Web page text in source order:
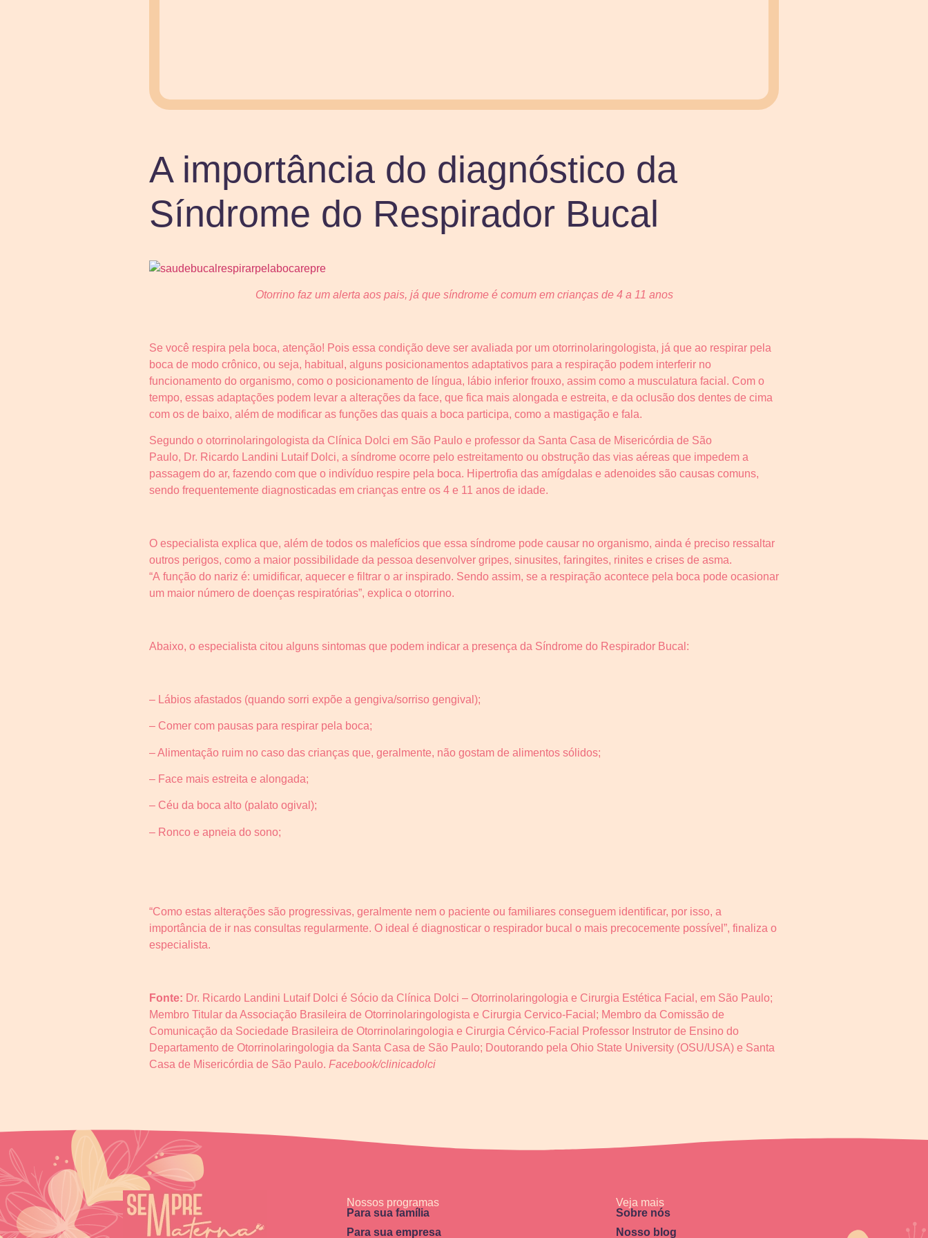
A importância do diagnóstico da
Síndrome do Respirador Bucal
Otorrino faz um alerta aos pais, já que síndrome é comum em crianças de 4 a 11 anos
Se você respira pela boca, atenção! Pois essa condição deve ser avaliada por um otorrinolaringologista, já que ao respirar pela
boca de modo crônico, ou seja, habitual, alguns posicionamentos adaptativos para a respiração podem interferir no
funcionamento do organismo, como o posicionamento de língua, lábio inferior frouxo, assim como a musculatura facial. Com o
tempo, essas adaptações podem levar a alterações da face, que fica mais alongada e estreita, e da oclusão dos dentes de cima
com os de baixo, além de modificar as funções das quais a boca participa, como a mastigação e fala.
Segundo o otorrinolaringologista da Clínica Dolci em São Paulo e professor da Santa Casa de Misericórdia de São
Paulo, Dr. Ricardo Landini Lutaif Dolci, a síndrome ocorre pelo estreitamento ou obstrução das vias aéreas que impedem a
passagem do ar, fazendo com que o indivíduo respire pela boca. Hipertrofia das amígdalas e adenoides são causas comuns,
sendo frequentemente diagnosticadas em crianças entre os 4 e 11 anos de idade.
O especialista explica que, além de todos os malefícios que essa síndrome pode causar no organismo, ainda é preciso ressaltar
outros perigos, como a maior possibilidade da pessoa desenvolver gripes, sinusites, faringites, rinites e crises de asma.
“A função do nariz é: umidificar, aquecer e filtrar o ar inspirado. Sendo assim, se a respiração acontece pela boca pode ocasionar
um maior número de doenças respiratórias”, explica o otorrino.
Abaixo, o especialista citou alguns sintomas que podem indicar a presença da Síndrome do Respirador Bucal:
– Lábios afastados (quando sorri expõe a gengiva/sorriso gengival);
– Comer com pausas para respirar pela boca;
– Alimentação ruim no caso das crianças que, geralmente, não gostam de alimentos sólidos;
– Face mais estreita e alongada;
– Céu da boca alto (palato ogival);
– Ronco e apneia do sono;
“Como estas alterações são progressivas, geralmente nem o paciente ou familiares conseguem identificar, por isso, a
importância de ir nas consultas regularmente. O ideal é diagnosticar o respirador bucal o mais precocemente possível”, finaliza o
especialista.
Fonte: Dr. Ricardo Landini Lutaif Dolci é Sócio da Clínica Dolci – Otorrinolaringologia e Cirurgia Estética Facial, em São Paulo;
Membro Titular da Associação Brasileira de Otorrinolaringologista e Cirurgia Cervico-Facial; Membro da Comissão de
Comunicação da Sociedade Brasileira de Otorrinolaringologia e Cirurgia Cérvico-Facial Professor Instrutor de Ensino do
Departamento de Otorrinolaringologia da Santa Casa de São Paulo; Doutorando pela Ohio State University (OSU/USA) e Santa
Casa de Misericórdia de São Paulo. Facebook/clinicadolci
Nossos programas
Para sua família
Para sua empresa
Veja mais
Sobre nós
Nosso blog